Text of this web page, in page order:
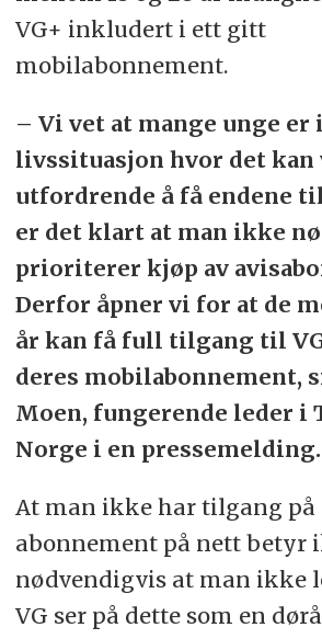
VG+ inkludert i ett gitt
mobilabonnement.
– Vi vet at mange unge er
livssituasjon hvor det kan
utfordrende å få endene
er det klart at man ikke
prioriterer kjøp av
Derfor åpner vi for at de
år kan få full tilgang til
deres mobilabonnement,
Moen, fungerende leder i
Norge i en pressemelding.
At man ikke har tilgang på
abonnement på nett betyr
nødvendigvis at man ikke
VG ser på dette som en